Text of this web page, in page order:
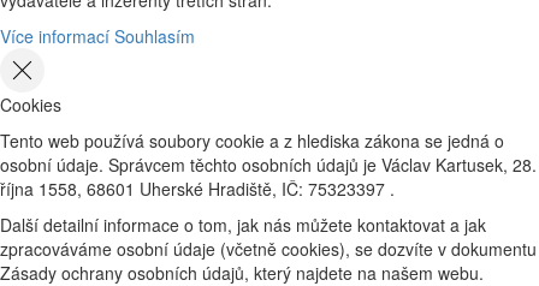
Více informací Souhlasím
Cookies
Tento web používá soubory cookie a z hlediska zákona se jedná o
osobní údaje. Správcem těchto osobních údajů je Václav Kartusek, 28.
října 1558, 68601 Uherské Hradiště, IČ: 75323397 .
Další detailní informace o tom, jak nás můžete kontaktovat a jak
zpracováváme osobní údaje (včetně cookies), se dozvíte v dokumentu
Zásady ochrany osobních údajů, který najdete na našem webu.